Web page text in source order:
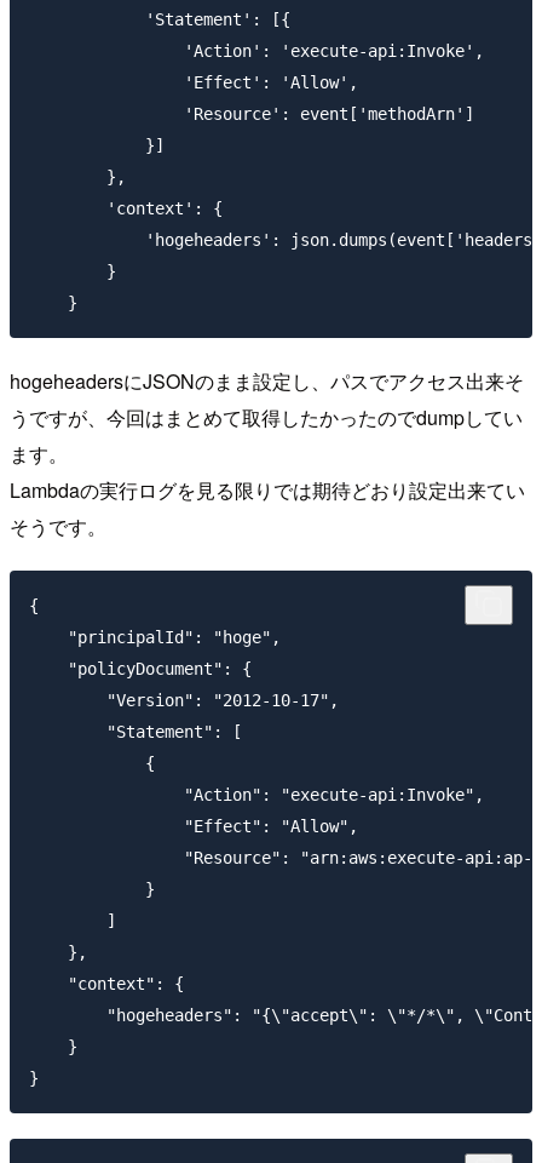
            'Statement': [{
                'Action': 'execute-api:Invoke',
                'Effect': 'Allow',
                'Resource': event['methodArn']
            }]
        },
        'context': {
'hogeheaders':
        }
hogeheadersにJSONのまま設定し、パスでアクセス出来そ
うですが、今回はまとめて取得したかったのでdumpしてい
ます。
Lambdaの実行ログを見る限りでは期待どおり設定出来てい
そうです。
{
    "principalId": "hoge",
    "policyDocument": {
        "Version": "2012-10-17",
        "Statement": [
            {
                "Action": "execute-api:Invoke",
                "Effect": "Allow",
"Resource": "arn:aws:execute-
            }
        ]
    },
    "context": {
"hogeheaders": "{\"accept\": \"*/*\",
    }